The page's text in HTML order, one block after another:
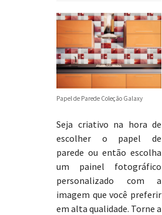
Papel de Parede Coleção Galaxy
Seja criativo na hora de
escolher o papel de
parede ou então escolha
um painel fotográfico
personalizado com a
imagem que você preferir
em alta qualidade. Torne a